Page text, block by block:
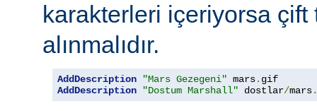
karakterleri içeriyorsa çift
alınmalıdır.
AddDescription "Mars Gezegeni" mars. gif
AddDescription
"Dostum Marshall" dostlar/mars.